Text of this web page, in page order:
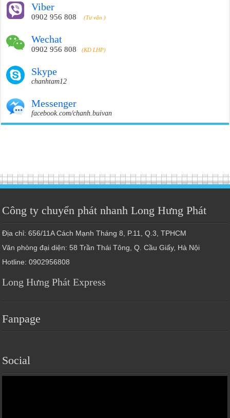
Viber
0902 956 808 (Tư vấn )
Wechat
0902 956 808 (KD LHP)
Skype
chanhtam12
Messenger
facebook.com/chanh.buivan
Công ty chuyển phát nhanh Long Hưng Phát
Địa chỉ: 656/11A Cách Mạnh Tháng 8, P.11, Q.3, TPHCM
Văn phòng đại diện: 58 Trần Thái Tông, Q. Cầu Giấy, Hà Nội
Hotline: 0902956808
Long Hưng Phát Express
Fanpage
Social